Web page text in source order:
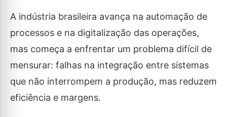
A indústria brasileira avança na automação de
processos e na digitalização das operações,
mas começa a enfrentar um problema difícil de
mensurar: falhas na integração entre sistemas
que não interrompem a produção, mas reduzem
eficiência e margens.